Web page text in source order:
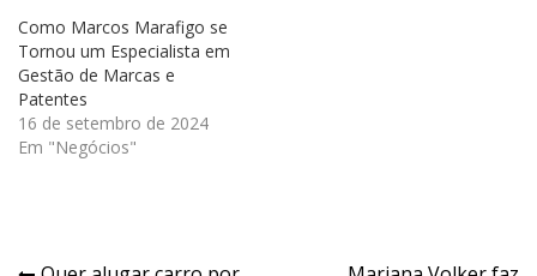
Como Marcos Marafigo se
Tornou um Especialista em
Gestão de Marcas e
Patentes
16 de setembro de 2024
Em "Negócios"